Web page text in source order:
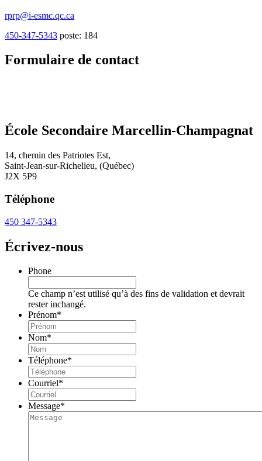
rprp@i-esmc.qc.ca
450-347-5343 poste: 184
Formulaire de contact
École Secondaire Marcellin-Champagnat
14, chemin des Patriotes Est,
Saint-Jean-sur-Richelieu, (Québec)
J2X 5P9
Téléphone
450 347-5343
Écrivez-nous
Phone
Ce champ n’est utilisé qu’à des fins de validation et devrait
rester inchangé.
Prénom*
Nom*
Téléphone*
Courriel*
Message*